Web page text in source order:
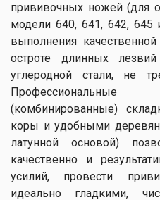
прививочных ножей (для
модели 640, 641, 642,
выполнения
остроте длинных
углеродной стали, не
(комбинированные)
коры и удобными
латунной основой)
качественно и
усилий, провести
идеально гладкими,